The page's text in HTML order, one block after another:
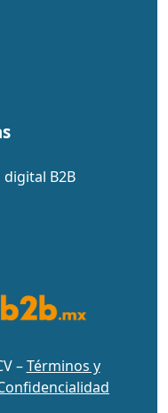
B2B
–Términos y